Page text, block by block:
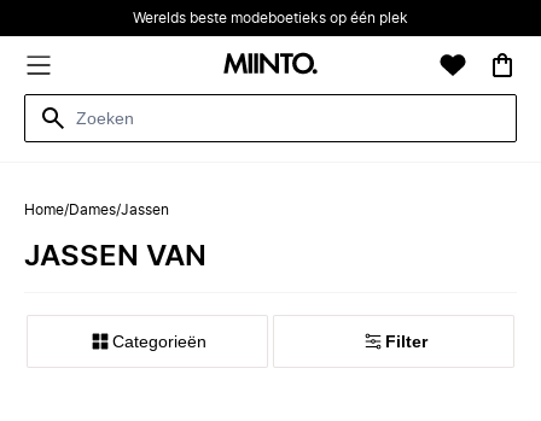
Werelds beste modeboetieks op één plek
Home/Dames/Jassen
JASSEN VAN
Categorieën Filter